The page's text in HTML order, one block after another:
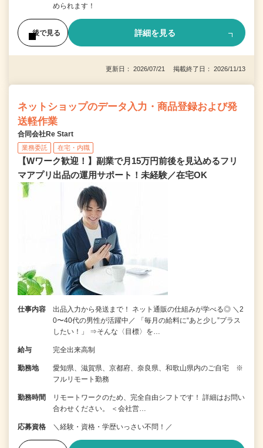
められます！
後で見る 詳細を見る
更新日： 2026/07/21 掲載終了日： 2026/11/13
ネットショップのデータ入力・商品登録および発
送軽作業
合同会社Re Start
業務委託 在宅・内職
【Wワーク歓迎！】副業で月15万円前後を見込めるフリ
マアプリ出品の運用サポート！未経験／在宅OK
仕事内容
出品入力から発送まで！ ネット通販の仕組みが学べる◎ ＼2
0〜40代の男性が活躍中／ 「毎月の給料に“あと少し”プラス
したい！」 ⇒そんな〈目標〉を…
給与 完全出来高制
勤務地
愛知県、滋賀県、京都府、奈良県、和歌山県内のご自宅 ※
フルリモート勤務
勤務時間
リモートワークのため、完全自由シフトです！ 詳細はお問い
合わせください。 ＜会社営…
応募資格 ＼経験・資格・学歴いっさい不問！／